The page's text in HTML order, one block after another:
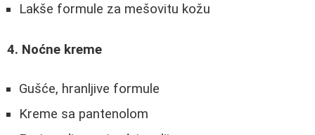
Lakše formule za mešovitu kožu
4. Noćne kreme
Gušće, hranljive formule
Kreme sa pantenolom